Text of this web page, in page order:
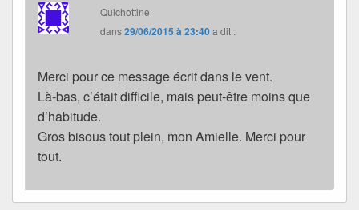
Quichottine
dans29/06/2015 à 23:40a dit :
Merci pour ce message écrit dans le vent.
Là-bas, c’était difficile, mais peut-être moins que
d’habitude.
Gros bisous tout plein, mon Amielle. Merci pour
tout.